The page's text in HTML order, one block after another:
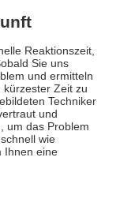
Reaktionszeit,
Sie uns
und ermitteln
kürzester Zeit zu
Techniker
und
um das Problem
wie
Ihnen eine